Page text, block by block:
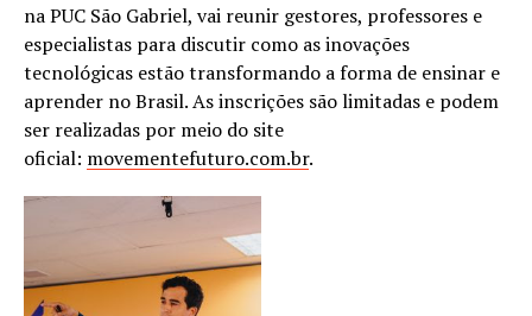
na PUC São Gabriel, vai reunir gestores, professores e
especialistas para discutir como as inovações
tecnológicas estão transformando a forma de ensinar e
aprender no Brasil. As inscrições são limitadas e podem
ser realizadas por meio do site
oficial: movementefuturo.com.br.